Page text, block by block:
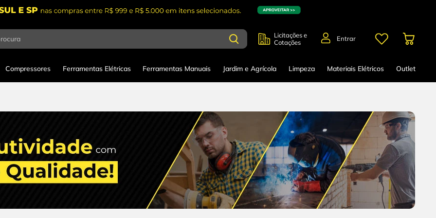
Licitações e
Cotações
Entrar
Compressores Ferramentas Elétricas Ferramentas Manuais Jardim e Agrícola Limpeza Materiais Elétricos Outlet